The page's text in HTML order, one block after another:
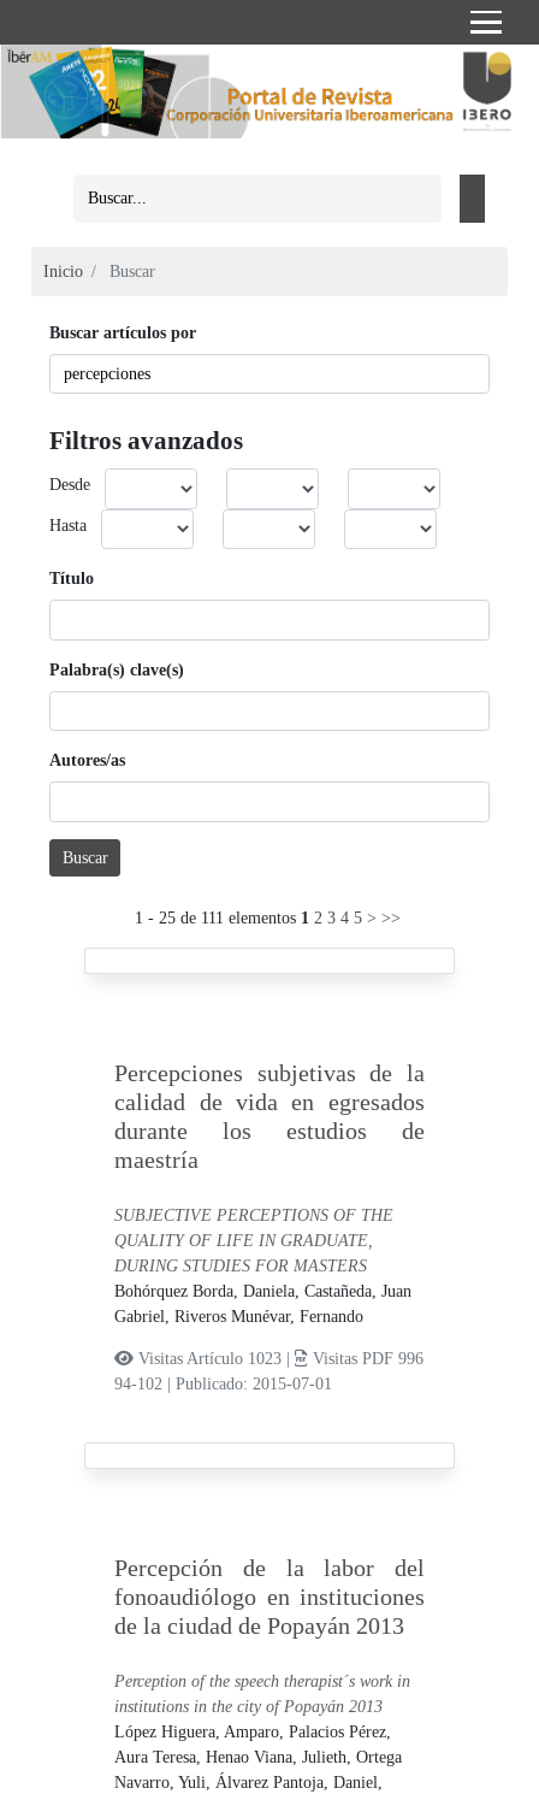
Inicio Buscar
Buscar artículos por
Filtros avanzados
Desde
Hasta
Título
Palabra(s) clave(s)
Autores/as
Buscar
1 - 25 de 111 elementos 1 2 3 4 5 > >>
Percepciones subjetivas de la
calidad de vida en egresados
durante los estudios de
maestría
SUBJECTIVE PERCEPTIONS OF THE
QUALITY OF LIFE IN GRADUATE,
DURING STUDIES FOR MASTERS
Bohórquez Borda, Daniela,Castañeda, Juan
Gabriel,Riveros Munévar, Fernando
Visitas Artículo 1023 |
Visitas PDF 996
94-102
|Publicado: 2015-07-01
Percepción de la labor del
fonoaudiólogo en instituciones
de la ciudad de Popayán 2013
Perception of the speech therapist´s work in
institutions in the city of Popayán 2013
López Higuera, Amparo,Palacios Pérez,
Aura Teresa,Henao Viana, Julieth,Ortega
Navarro, Yuli,Álvarez Pantoja, Daniel,